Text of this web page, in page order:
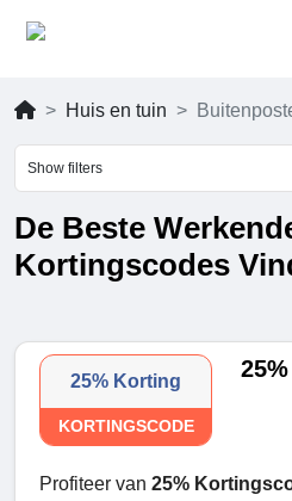
Huis en tuin
Show filters
De Beste
Kortingscodes
25% Korting
KORTINGSCODE
Profiteer van 25%